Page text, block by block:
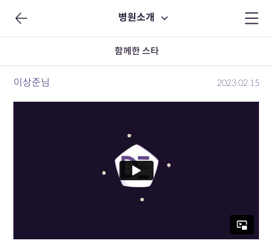
병원소개
함께한 스타
이상준님 2023.02.15